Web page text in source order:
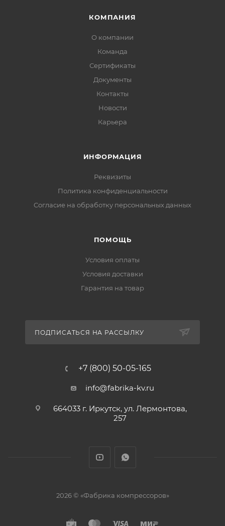
КОМПАНИЯ
О компании
Команда
Сертификаты
Документы
Контакты
Новости
Карьера
ИНФОРМАЦИЯ
Реквизиты
Политика конфиденциальности
Cогласие на обработку персональных данных
ПОМОЩЬ
Условия оплаты
Условия доставки
Гарантия на товар
ПОДПИСАТЬСЯ НА РАССЫЛКУ
+7 (800) 50-05-165
info@fabrika-kv.ru
664033 г. Иркутск, ул. Лермонтова,
257
2026 © «Фабрика компрессоров»